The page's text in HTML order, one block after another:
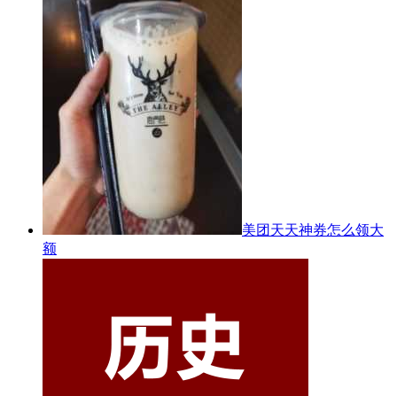
美团天天神券怎么领大
额